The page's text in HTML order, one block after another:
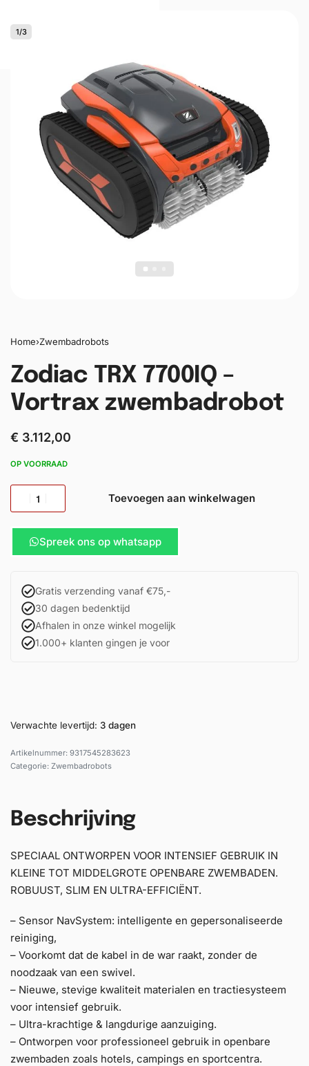
1/3
Home›Zwembadrobots
Zodiac TRX 7700IQ –
Vortrax zwembadrobot
€ 3.112,00
OP VOORRAAD
Toevoegen aan winkelwagen
Spreek ons op whatsapp
Gratis verzending vanaf €75,-
30 dagen bedenktijd
Afhalen in onze winkel mogelijk
1.000+ klanten gingen je voor
Verwachte levertijd: 3 dagen
9317545283623
Categorie: Zwembadrobots
Beschrijving
SPECIAAL ONTWORPEN VOOR INTENSIEF GEBRUIK IN
KLEINE TOT MIDDELGROTE OPENBARE ZWEMBADEN.
ROBUUST, SLIM EN ULTRA-EFFICIËNT.
– Sensor NavSystem: intelligente en gepersonaliseerde
reiniging,
– Voorkomt dat de kabel in de war raakt, zonder de
noodzaak van een swivel.
– Nieuwe, stevige kwaliteit materialen en tractiesysteem
voor intensief gebruik.
– Ultra-krachtige & langdurige aanzuiging.
– Ontworpen voor professioneel gebruik in openbare
zwembaden zoals hotels, campings en sportcentra.